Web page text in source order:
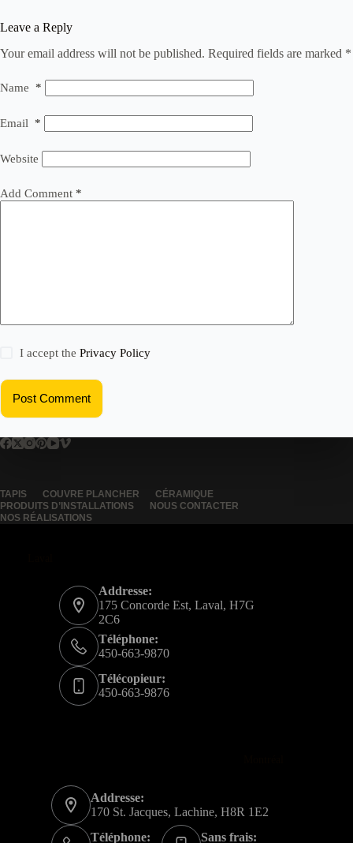
Leave a Reply
Your email address will not be published. Required fields are marked *
Name *
Email *
Website
Add Comment *
I accept thePrivacy Policy
Post Comment
TAPIS COUVRE PLANCHER
CÉRAMIQUE
PRODUITS D’INSTALLATIONS
NOUS CONTACTER
NOS RÉALISATIONS
Addresse:
175 Concorde Est, Laval, H7G
2C6
Téléphone:
450-663-9870
Télécopieur:
450-663-9876
Addresse:
170 St. Jacques, Lachine, H8R 1E2
Téléphone:
Sans frais: